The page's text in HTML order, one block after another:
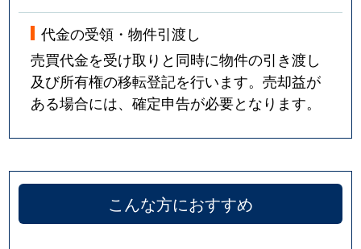
代金の受領・物件引渡し
売買代金を受け取りと同時に物件の引き渡し
及び所有権の移転登記を行います。売却益が
ある場合には、確定申告が必要となります。
こんな方におすすめ